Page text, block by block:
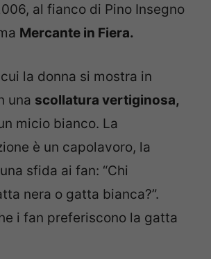
al fianco di Pino Insegno
Mercante in Fiera.
la donna si mostra in
una scollatura vertiginosa,
micio bianco. La
è un capolavoro, la
sfida ai fan: “Chi
nera o gatta bianca?”.
i fan preferiscono la gatta